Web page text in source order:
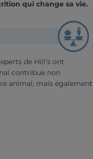
qui change sa vie.
de Hill’s ont
contribue non
animal, mais également